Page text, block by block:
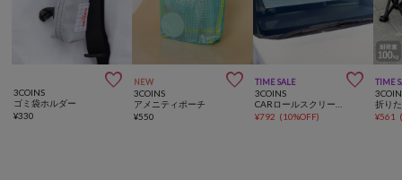

3COINS
ゴミ袋ホルダー
¥330
NEW 
3COINS
アメニティポーチ
¥550
TIME SALE 
3COINS
¥792 (10%OFF)
TIME
¥561